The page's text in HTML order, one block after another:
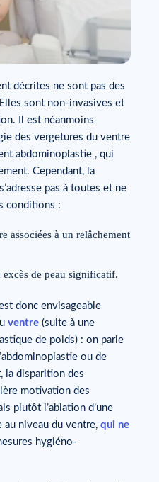
décrites ne sont pas des
sont non-invasives et
Il est néanmoins
des vergetures du ventre
abdominoplastie , qui
Cependant, la
pas à toutes et ne
conditions :
associées à un relâchement
de peau significatif.
donc envisageable
ventre (suite à une
de poids) : on parle
ou de
la disparition des
motivation des
plutôt l’ablation d’une
au niveau du ventre, qui ne
hygiéno-